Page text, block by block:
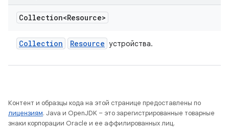
Collection<Resource>
Collection Resource устройства.
Контент и образцы кода на этой странице предоставлены по
лицензиям. Java и OpenJDK – это зарегистрированные товарные
знаки корпорации Oracle и ее аффилированных лиц.